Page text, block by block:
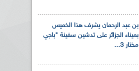
بن عبد الرحمان يشرف هذا الخميس
بميناء الجزائر على تدشين سفينة "باجي
مختار 3...